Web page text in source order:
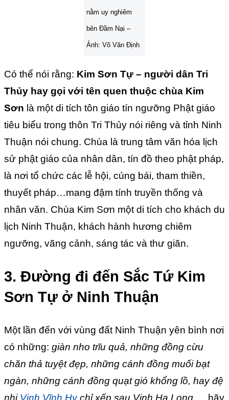
nằm uy nghiêm
bên Đầm Nại –
Ảnh: Võ Văn Định
Có thể nói rằng: Kim Sơn Tự – người dân Tri
Thủy hay gọi với tên quen thuộc chùa Kim
Sơn là một di tích tôn giáo tín ngưỡng Phật giáo
tiêu biểu trong thôn Tri Thủy nói riêng và tỉnh Ninh
Thuận nói chung. Chùa là trung tâm văn hóa lịch
sử phật giáo của nhân dân, tín đồ theo phật pháp,
là nơi tổ chức các lễ hội, cúng bái, tham thiền,
thuyết pháp…mang đậm tính truyền thống và
nhân văn. Chùa Kim Sơn một di tích cho khách du
lịch Ninh Thuận, khách hành hương chiêm
ngưỡng, vãng cảnh, sáng tác và thư giãn.
3. Đường đi đến Sắc Tứ Kim
Sơn Tự ở Ninh Thuận
Một lần đến với vùng đất Ninh Thuận yên bình nơi
có những: giàn nho trĩu quả, những đồng cừu
chăn thả tuyệt đẹp, những cánh đồng muối bạt
ngàn, những cánh đồng quạt gió khổng lồ, hay đệ
nhị Vịnh Vĩnh Hychỉ xếp sau Vịnh Hạ Long …. hãy